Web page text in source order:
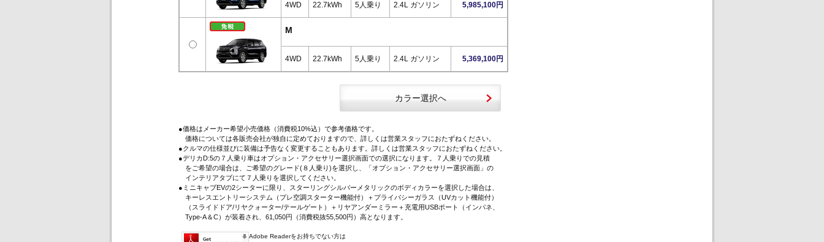
4WD 22.7kWh 5人乗り 2.4L ガソリン 5,985,100円
M
4WD 22.7kWh 5人乗り 2.4L ガソリン 5,369,100円
カラー選択へ
●価格はメーカー希望小売価格（消費税10%込）で参考価格です。
価格については各販売会社が独自に定めておりますので、詳しくは営業スタッフにおたずねください。
●クルマの仕様並びに装備は予告なく変更することもあります。詳しくは営業スタッフにおたずねください。
●デリカD:5の７人乗り車はオプション・アクセサリー選択画面での選択になります。７人乗りでの見積
をご希望の場合は、ご希望のグレード(８人乗り)を選択し、「オプション・アクセサリー選択画面」の
インテリアタブにて７人乗りを選択してください。
●ミニキャブEVの2シーターに限り、スターリングシルバーメタリックのボディカラーを選択した場合は、
キーレスエントリーシステム（プレ空調スターター機能付）＋プライバシーガラス（UVカット機能付）
（スライドドア/リヤクォーター/テールゲート）＋リヤアンダーミラー＋充電用USBポート（インパネ、
Type-A＆C）が装着され、61,050円（消費税抜55,500円）高となります。
Adobe Readerをお持ちでない方は